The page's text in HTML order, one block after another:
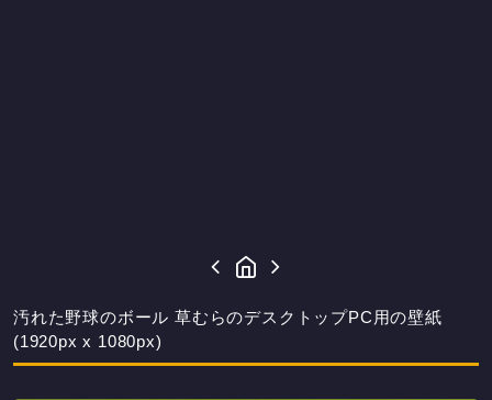
汚れた野球のボール 草むらのデスクトップPC用の壁紙
(1920px x 1080px)